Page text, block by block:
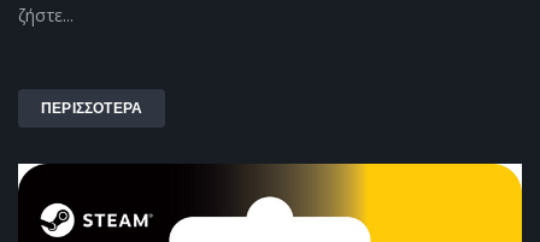
ζήστε...
ΠΕΡΙΣΣΟΤΕΡΑ